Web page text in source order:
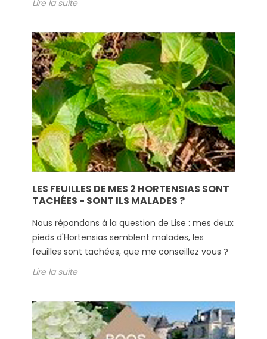
Lire la suite
LES FEUILLES DE MES 2 HORTENSIAS SONT
TACHÉES - SONT ILS MALADES ?
Nous répondons à la question de Lise : mes deux
pieds d'Hortensias semblent malades, les
feuilles sont tachées, que me conseillez vous ?
Lire la suite